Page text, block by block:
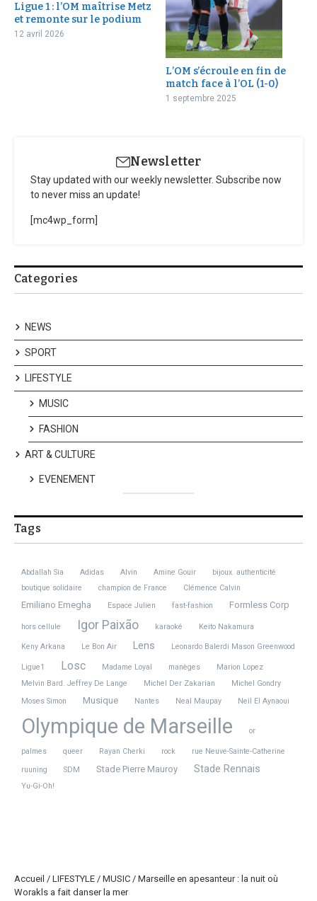
Ligue 1 : l’OM maîtrise Metz
et remonte sur le podium
12 avril 2026
L’OM s’écroule en fin de
match face à l’OL (1-0)
1 septembre 2025
Newsletter
Stay updated with our weekly newsletter. Subscribe now
to never miss an update!
[mc4wp_form]
Categories
NEWS
SPORT
LIFESTYLE
MUSIC
FASHION
ART & CULTURE
EVENEMENT
Tags
Abdallah Sia Adidas Alvin Amine Gouir
bijoux. authenticité
boutique solidaire
champion de France Clémence Calvin
Emiliano Emegha Espace Julien fast-fashion Formless Corp
hors cellule Igor Paixão karaoké Keito Nakamura
Keny Arkana Le Bon Air Lens Leonardo Balerdi Mason Greenwood
Ligue1 Losc Madame Loyal manèges
Marion Lopez
Melvin Bard. Jeffrey De Lange
Michel Der Zakarian
Michel Gondry
Moses Simon
Musique Nantes Neal Maupay Neil El Aynaoui
Olympique de Marseille or
palmes queer Rayan Cherki rock
rue Neuve-Sainte-Catherine
ruuning
SDM Stade Pierre Mauroy Stade Rennais
Yu-Gi-Oh!
Accueil / LIFESTYLE / MUSIC / Marseille en apesanteur : la nuit où
Worakls a fait danser la mer